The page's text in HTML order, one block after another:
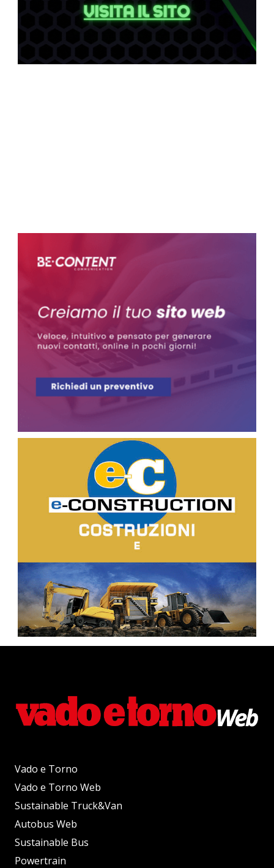
Vado e Torno
Vado e Torno Web
Sustainable Truck&Van
Autobus Web
Sustainable Bus
Powertrain